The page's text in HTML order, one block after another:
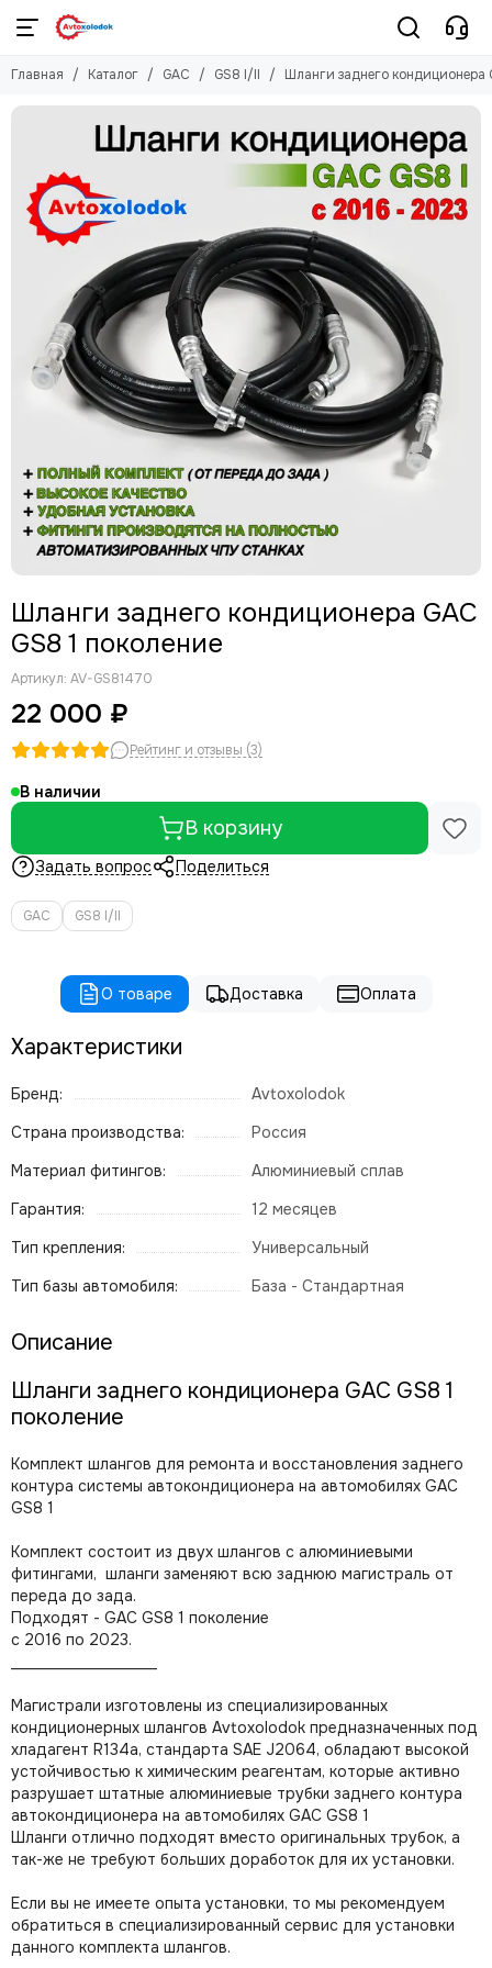
GAC
Главная Каталог GAC GS8 I/II Шланги заднего кондиционера
Шланги заднего кондиционера GAC
GS8 1 поколение
Артикул: AV-GS81470
22 000 ₽
Рейтинг и отзывы (3)
В наличии
В корзину
Задать вопрос Поделиться
GAC GS8 I/II
О товаре Доставка Оплата
Характеристики
Бренд:
Avtoxolodok
Страна производства:
Россия
Материал фитингов:
Алюминиевый сплав
Гарантия:
12 месяцев
Тип крепления:
Универсальный
Тип базы автомобиля:
База - Стандартная
Описание
Шланги заднего кондиционера GAC GS8 1
поколение
Комплект шлангов для ремонта и восстановления заднего
контура системы автокондиционера на автомобилях GAC
GS8 1
Комплект состоит из двух шлангов с алюминиевыми
фитингами, шланги заменяют всю заднюю магистраль от
переда до зада.
Подходят - GAC GS8 1 поколение
с 2016 по 2023.
Магистрали изготовлены из специализированных
кондиционерных шлангов Avtoxolodok предназначенных под
хладагент R134a, стандарта SAE J2064, обладают высокой
устойчивостью к химическим реагентам, которые активно
разрушает штатные алюминиевые трубки заднего контура
автокондиционера на автомобилях GAC GS8 1
Шланги отлично подходят вместо оригинальных трубок, а
так-же не требуют больших доработок для их установки.
Если вы не имеете опыта установки, то мы рекомендуем
обратиться в специализированный сервис для установки
данного комплекта шлангов.